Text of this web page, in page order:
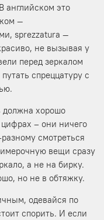
английском это
—
sprezzatura —
не вызывая у
перед зеркалом
спреццатуру с
должна хорошо
– они ничего
смотреться
вещи сразу
а не на бирку.
но не в обтяжку.
одевайся по
спорить. И если